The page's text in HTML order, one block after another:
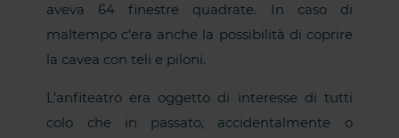
aveva 64 finestre quadrate. In caso di
maltempo c’era anche la possibilità di coprire
la cavea con teli e piloni.
L’anfiteatro era oggetto di interesse di tutti
colo che in passato, accidentalmente o